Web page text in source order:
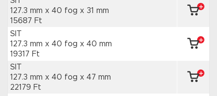
127.3 mm x 40 fog x 31 mm
15687 Ft
SIT
127.3 mm x 40 fog x 40 mm
19317 Ft
SIT
127.3 mm x 40 fog x 47 mm
22179 Ft